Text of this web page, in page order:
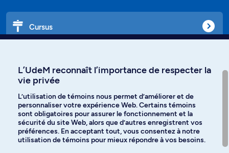
Cursus
Langues
Facebook Instagram
L’UdeM reconnaît l’importance de respecter la
vie privée
L’utilisation de témoins nous permet d’améliorer et de
personnaliser votre expérience Web. Certains témoins
sont obligatoires pour assurer le fonctionnement et la
sécurité du site Web, alors que d’autres enregistrent vos
préférences. En acceptant tout, vous consentez à notre
utilisation de témoins pour mieux répondre à vos besoins.